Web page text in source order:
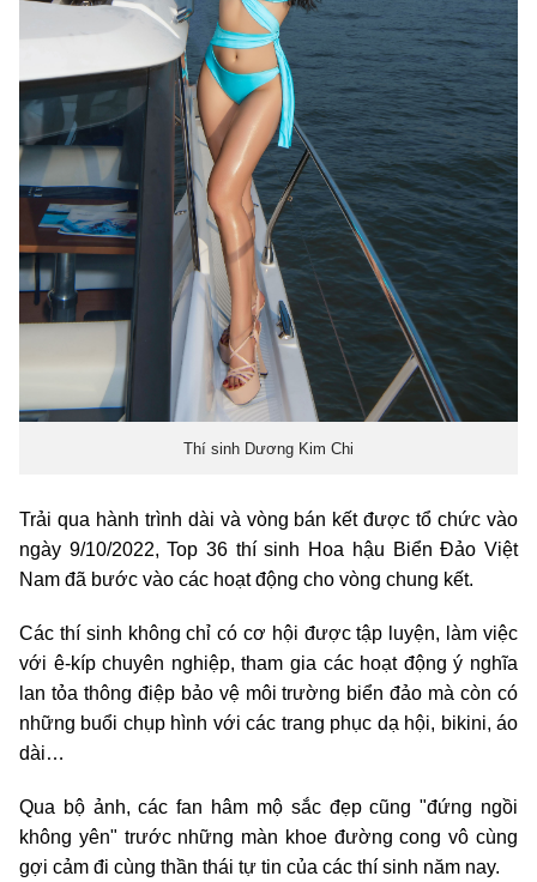
Thí sinh Dương Kim Chi
Trải qua hành trình dài và vòng bán kết được tổ chức vào
ngày 9/10/2022, Top 36 thí sinh Hoa hậu Biển Đảo Việt
Nam đã bước vào các hoạt động cho vòng chung kết.
Các thí sinh không chỉ có cơ hội được tập luyện, làm việc
với ê-kíp chuyên nghiệp, tham gia các hoạt động ý nghĩa
lan tỏa thông điệp bảo vệ môi trường biển đảo mà còn có
những buổi chụp hình với các trang phục dạ hội, bikini, áo
dài…
Qua bộ ảnh, các fan hâm mộ sắc đẹp cũng "đứng ngồi
không yên" trước những màn khoe đường cong vô cùng
gợi cảm đi cùng thần thái tự tin của các thí sinh năm nay.